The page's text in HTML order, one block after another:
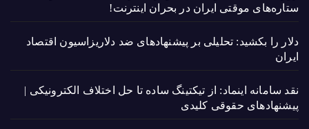
ستاره‌های موقتی ایران در بحران اینترنت!
دلار را بکشید: تحلیلی بر پیشنهادهای ضد دلاریزاسیون اقتصاد
ایران
نقد سامانه اینماد: از تیکتینگ ساده تا حل اختلاف الکترونیکی |
پیشنهادهای حقوقی کلیدی